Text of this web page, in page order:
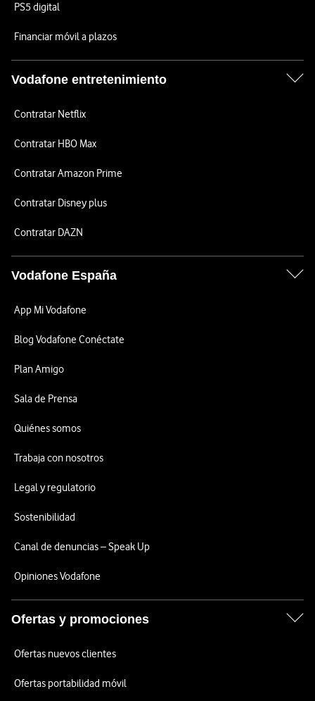
PS5 digital
Financiar móvil a plazos
Vodafone entretenimiento
Contratar Netflix
Contratar HBO Max
Contratar Amazon Prime
Contratar Disney plus
Contratar DAZN
Vodafone España
App Mi Vodafone
Blog Vodafone Conéctate
Plan Amigo
Sala de Prensa
Quiénes somos
Trabaja con nosotros
Legal y regulatorio
Sostenibilidad
Canal de denuncias – Speak Up
Opiniones Vodafone
Ofertas y promociones
Ofertas nuevos clientes
Ofertas portabilidad móvil